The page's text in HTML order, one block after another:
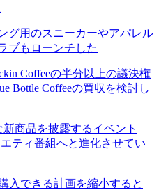
グ用のスニーカーやアパレル
ブもローンチした
Coffeeの半分以上の議決権
Bottle Coffeeの買収を検討し
商品を披露するイベント
ティ番組へと進化させてい
入できる計画を縮小すると